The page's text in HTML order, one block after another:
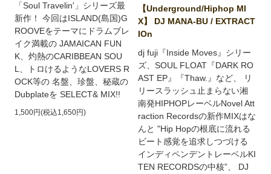
「Soul Travelin'」シリーズ最
新作！ 今回はISLAND(島国)G
ROOVEをテーマにドラムブレ
イク満載の JAMAICAN FUN
K、灼熱のCARIBBEAN SOU
L、トロけるようなLOVERS R
OCK等の 名盤、珍盤、秘蔵の
Dubplateを SELECT& MIX!!
1,500円(税込1,650円)
【Underground/Hiphop MI
X】 DJ MANA-BU / EXTRACT
IOn
dj fuji『Inside Moves』シリー
ズ、SOUL FLOAT『DARK RO
AST EP』『Thaw.』など、 リ
リースラッシュ止まらない湘
南発HIPHOPレーベルNovel Att
raction Recordsの新作MIXはな
んと "Hip Hopの根底に流れる
ビート感覚を追求しつづける
インディペンデントレーベルKI
TEN RECORDSの中核”、 DJ